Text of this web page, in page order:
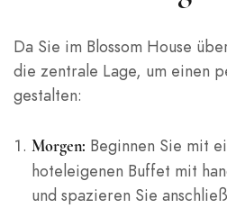
Da Sie im Blossom House
die zentrale Lage, um einen
gestalten:
Morgen: Beginnen Sie mit
hoteleigenen Buffet mit
und spazieren Sie